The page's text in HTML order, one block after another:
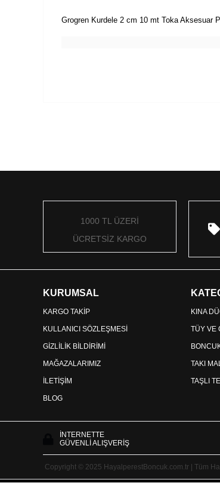
Grogren Kurdele 2 cm 10 mt Toka Aksesuar
1000 TL ÜZERİ
ÜCRETSİZ KARGO
KURUMSAL
KARGO TAKİP
KULLANICI SÖZLEŞMESİ
GİZLİLİK BİLDİRİMİ
MAĞAZALARIMIZ
İLETİŞİM
BLOG
KINA
TÜY VE
TAKI
TAŞLI
İNTERNETTE
GÜVENLİ ALIŞVERİŞ
Copyright © 2025 HayalperestBoncuk.com.tr | Tüm